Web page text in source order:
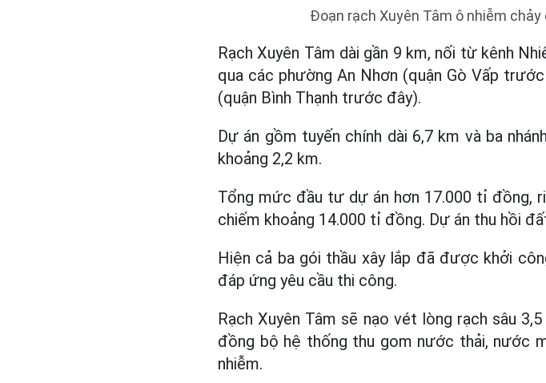
Đoạn rạch Xuyên Tâm ô nhiễm
Rạch Xuyên Tâm dài gần 9 km, nối từ kênh
qua các phường An Nhơn (quận Gò Vấp
(quận Bình Thạnh trước đây).
Dự án gồm tuyến chính dài 6,7 km và ba
khoảng 2,2 km.
Tổng mức đầu tư dự án hơn 17.000 tỉ đồng,
chiếm khoảng 14.000 tỉ đồng. Dự án thu hồi
Hiện cả ba gói thầu xây lắp đã được khởi
đáp ứng yêu cầu thi công.
Rạch Xuyên Tâm sẽ nạo vét lòng rạch sâu
đồng bộ hệ thống thu gom nước thải, nước
nhiễm.